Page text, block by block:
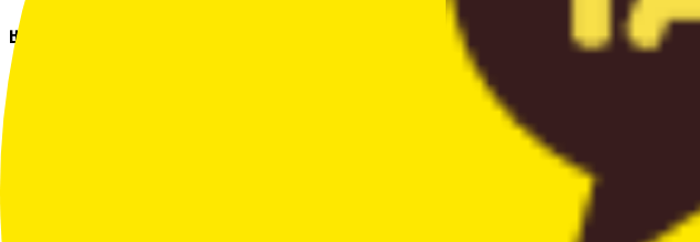
배송조회
여러 주문의 배송 상태를 한 화면에서